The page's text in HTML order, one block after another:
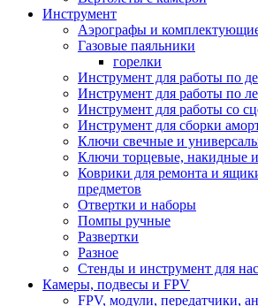
Инструмент
Аэрографы и
Газовые паяльники
горелки
Инструмент для работы по
Инструмент для работы по
Инструмент для работы со
Инструмент для сборки
Ключи свечные и
Ключи торцевые, накидные
Коврики для ремонта и
предметов
Отвертки и наборы
Помпы ручные
Развертки
Разное
Стенды и инструмент для
Камеры, подвесы и FPV
FPV, модули, передатчики,